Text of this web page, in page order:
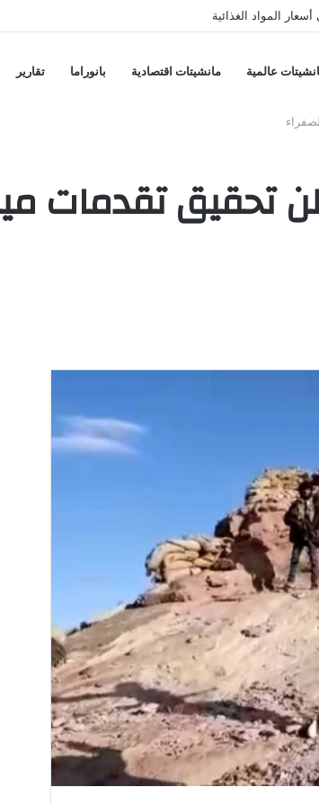
المواد الغذائية
عالمية مانشيتات اقتصادية بانوراما تقارير
تحقيق تقدمات